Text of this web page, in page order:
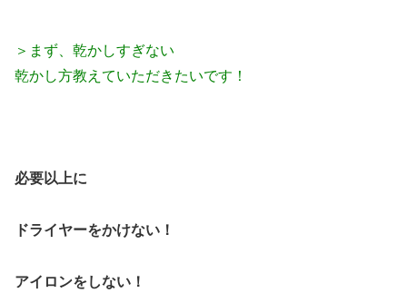
＞まず、乾かしすぎない
乾かし方教えていただきたいです！
必要以上に
ドライヤーをかけない！
アイロンをしない！